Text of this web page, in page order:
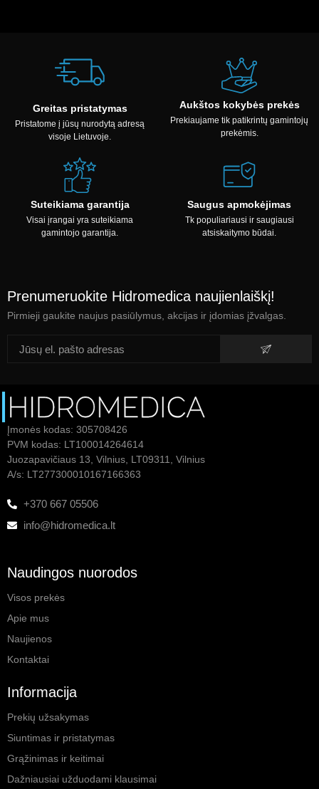
Greitas pristatymas
Pristatome į jūsų nurodytą adresą
visoje Lietuvoje.
Aukštos kokybės prekės
Prekiaujame tik patikrintų gamintojų
prekėmis.
Suteikiama garantija
Visai įrangai yra suteikiama
gamintojo garantija.
Saugus apmokėjimas
Tk populiariausi ir saugiausi
atsiskaitymo būdai.
Prenumeruokite Hidromedica naujienlaiškį!
Pirmieji gaukite naujus pasiūlymus, akcijas ir įdomias įžvalgas.
Įmonės kodas: 305708426
PVM kodas: LT100014264614
Juozapavičiaus 13, Vilnius, LT09311, Vilnius
A/s: LT277300010167166363
+370 667 05506
info@hidromedica.lt
Naudingos nuorodos
Visos prekės
Apie mus
Naujienos
Kontaktai
Informacija
Prekių užsakymas
Siuntimas ir pristatymas
Grąžinimas ir keitimai
Dažniausiai užduodami klausimai